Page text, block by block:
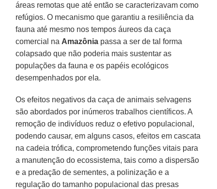
áreas remotas que até então se caracterizavam como
refúgios. O mecanismo que garantiu a resiliência da
fauna até mesmo nos tempos áureos da caça
comercial na Amazônia passa a ser de tal forma
colapsado que não poderia mais sustentar as
populações da fauna e os papéis ecológicos
desempenhados por ela.
Os efeitos negativos da caça de animais selvagens
são abordados por inúmeros trabalhos científicos. A
remoção de indivíduos reduz o efetivo populacional,
podendo causar, em alguns casos, efeitos em cascata
na cadeia trófica, comprometendo funções vitais para
a manutenção do ecossistema, tais como a dispersão
e a predação de sementes, a polinização e a
regulação do tamanho populacional das presas